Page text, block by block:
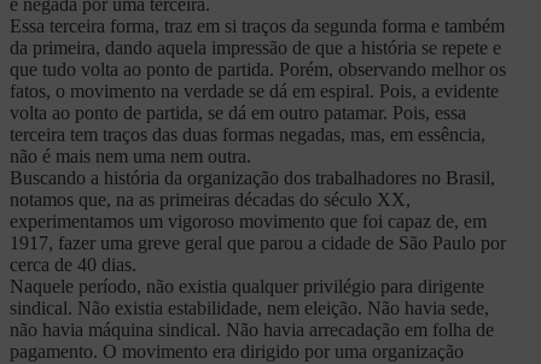
é negada por uma terceira.
Essa terceira forma, traz em si traços da segunda forma e também
da primeira, dando aquela impressão de que a história se repete e
que tudo volta ao ponto de partida. Porém, observando melhor os
fatos, o movimento na verdade se dá em espiral. Pois, a evidente
volta ao ponto de partida, se dá em outro patamar. Pois, essa
terceira tem traços das duas formas negadas, mas, em essência,
não é mais nem uma nem outra.
Buscando a história da organização dos trabalhadores no Brasil,
notamos que, na as primeiras décadas do século XX,
experimentamos um vigoroso movimento que foi capaz de, em
1917, fazer uma greve geral que parou a cidade de São Paulo por
cerca de 40 dias.
Naquele período, não existia qualquer privilégio para dirigente
sindical. Não existia estabilidade, nem eleição. Não havia sede,
não havia máquina sindical. Não havia arrecadação em folha de
pagamento. O movimento era dirigido por uma organização